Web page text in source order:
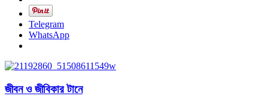
Telegram
WhatsApp
জীবন ও জীবিকার টানে